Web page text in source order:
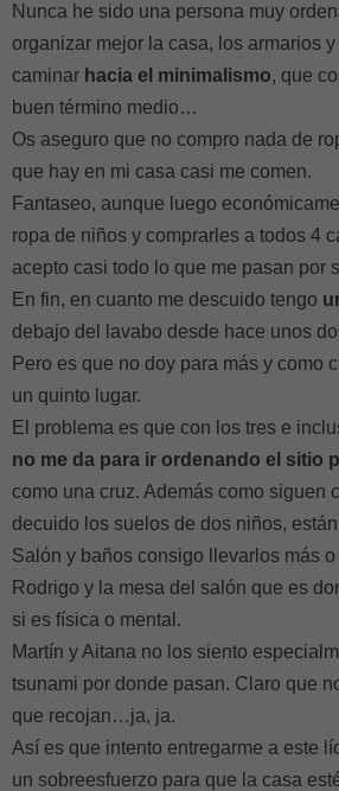
Nunca he sido una persona muy
organizar mejor la casa, los armarios
caminar hacia el minimalismo, que
buen término medio…
Os aseguro que no compro nada de
que hay en mi casa casi me comen.
Fantaseo, aunque luego
ropa de niños y comprarles a todos 4
acepto casi todo lo que me pasan por
En fin, en cuanto me descuido tengo
debajo del lavabo desde hace unos
Pero es que no doy para más y como
un quinto lugar.
El problema es que con los tres e
no me da para ir ordenando el sitio
como una cruz. Además como siguen
decuido los suelos de dos niños,
Salón y baños consigo llevarlos más
Rodrigo y la mesa del salón que es
si es física o mental.
Martín y Aitana no los siento
tsunami por donde pasan. Claro que
que recojan…ja, ja.
Así es que intento entregarme a este
un sobreesfuerzo para que la casa